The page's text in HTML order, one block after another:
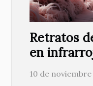
Retratos
en
mundos
10 de noviembre